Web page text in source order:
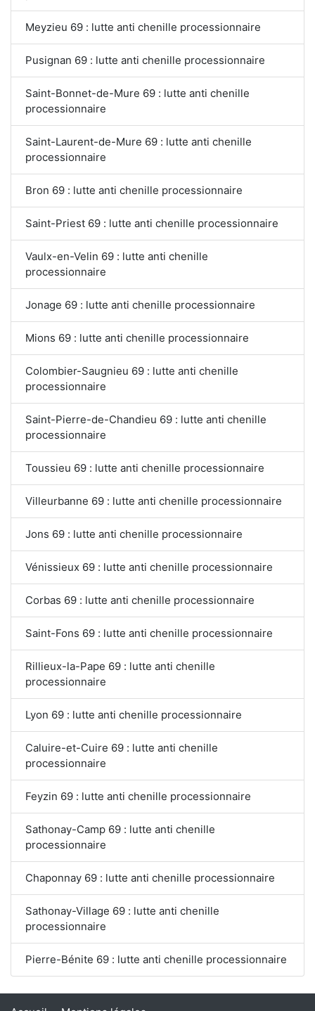
Meyzieu 69 : lutte anti chenille processionnaire
Pusignan 69 : lutte anti chenille processionnaire
Saint-Bonnet-de-Mure 69 : lutte anti chenille
processionnaire
Saint-Laurent-de-Mure 69 : lutte anti chenille
processionnaire
Bron 69 : lutte anti chenille processionnaire
Saint-Priest 69 : lutte anti chenille processionnaire
Vaulx-en-Velin 69 : lutte anti chenille
processionnaire
Jonage 69 : lutte anti chenille processionnaire
Mions 69 : lutte anti chenille processionnaire
Colombier-Saugnieu 69 : lutte anti chenille
processionnaire
Saint-Pierre-de-Chandieu 69 : lutte anti chenille
processionnaire
Toussieu 69 : lutte anti chenille processionnaire
Villeurbanne 69 : lutte anti chenille processionnaire
Jons 69 : lutte anti chenille processionnaire
Vénissieux 69 : lutte anti chenille processionnaire
Corbas 69 : lutte anti chenille processionnaire
Saint-Fons 69 : lutte anti chenille processionnaire
Rillieux-la-Pape 69 : lutte anti chenille
processionnaire
Lyon 69 : lutte anti chenille processionnaire
Caluire-et-Cuire 69 : lutte anti chenille
processionnaire
Feyzin 69 : lutte anti chenille processionnaire
Sathonay-Camp 69 : lutte anti chenille
processionnaire
Chaponnay 69 : lutte anti chenille processionnaire
Sathonay-Village 69 : lutte anti chenille
processionnaire
Pierre-Bénite 69 : lutte anti chenille processionnaire